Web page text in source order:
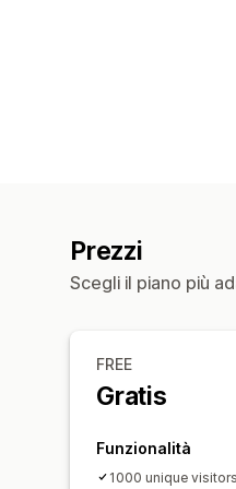
Prezzi
Scegli il piano più
FREE
Gratis
Funzionalità
1000 unique